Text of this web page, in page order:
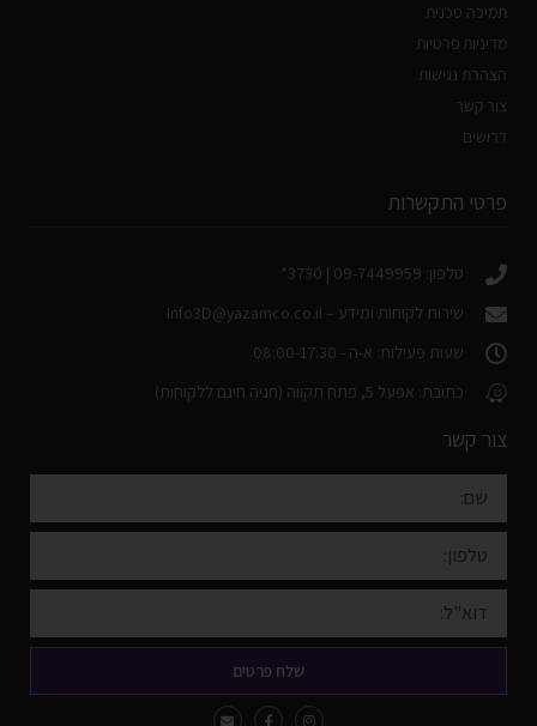
תמיכה טכנית
מדיניות פרטיות
הצהרת נגישות
צור קשר
דרושים
פרטי התקשרות
טלפון: 09-7449959 | 3730*
שירות לקוחות ומידע – Info3D@yazamco.co.il
שעות פעילות: א-ה - 08:00-17:30
כתובת: אפעל 5, פתח תקווה (חניה חינם ללקוחות)
צור קשר
שלח פרטים